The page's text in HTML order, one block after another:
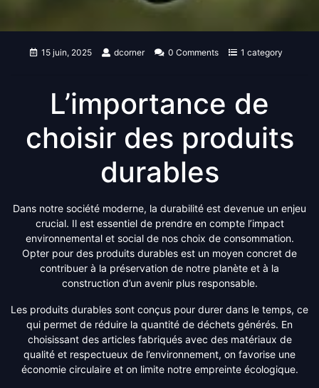
15 juin, 2025 dcorner 0 Comments 1 category
L’importance de
choisir des produits
durables
Dans notre société moderne, la durabilité est devenue un enjeu
crucial. Il est essentiel de prendre en compte l’impact
environnemental et social de nos choix de consommation.
Opter pour des produits durables est un moyen concret de
contribuer à la préservation de notre planète et à la
construction d’un avenir plus responsable.
Les produits durables sont conçus pour durer dans le temps, ce
qui permet de réduire la quantité de déchets générés. En
choisissant des articles fabriqués avec des matériaux de
qualité et respectueux de l’environnement, on favorise une
économie circulaire et on limite notre empreinte écologique.